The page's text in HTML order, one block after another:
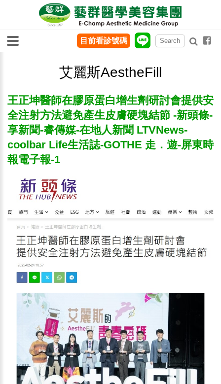
艾麗斯AestheFill
王正坤醫師在膠原蛋白增生劑研討會提供安
全注射方法避免產生皮膚硬塊結節 -新頭條-
享新聞-睿傳媒-在地人新聞 LTVNews-
coolbar Life生活誌-GOTHE 走．遊-屏東時
報電子報-1
目前看診號碼